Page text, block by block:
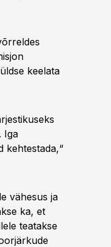
keelata
Iga
kehtestada,“
vähesus ja
ka, et
teatakse